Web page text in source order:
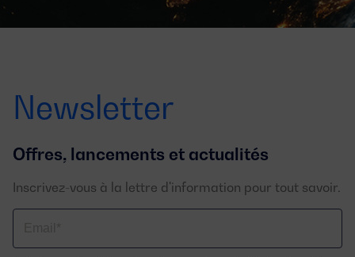
Newsletter
Offres, lancements et actualités
Inscrivez-vous à la lettre d'information pour tout savoir.